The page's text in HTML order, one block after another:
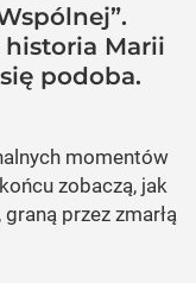
Marii
podoba.
momentów
zobaczą, jak
przez zmarłą